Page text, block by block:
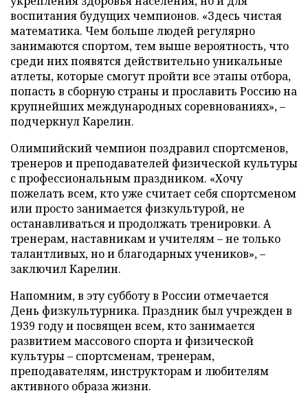
воспитания будущих чемпионов. «Здесь чистая
математика. Чем больше людей регулярно
занимаются спортом, тем выше вероятность, что
среди них появятся действительно уникальные
атлеты, которые смогут пройти все этапы отбора,
попасть в сборную страны и прославить Россию на
крупнейших международных соревнованиях», –
подчеркнул Карелин.
Олимпийский чемпион поздравил спортсменов,
тренеров и преподавателей физической культуры
с профессиональным праздником. «Хочу
пожелать всем, кто уже считает себя спортсменом
или просто занимается физкультурой, не
останавливаться и продолжать тренировки. А
тренерам, наставникам и учителям – не только
талантливых, но и благодарных учеников», –
заключил Карелин.
Напомним, в эту субботу в России отмечается
День физкультурника. Праздник был учрежден в
1939 году и посвящен всем, кто занимается
развитием массового спорта и физической
культуры – спортсменам, тренерам,
преподавателям, инструкторам и любителям
активного образа жизни.